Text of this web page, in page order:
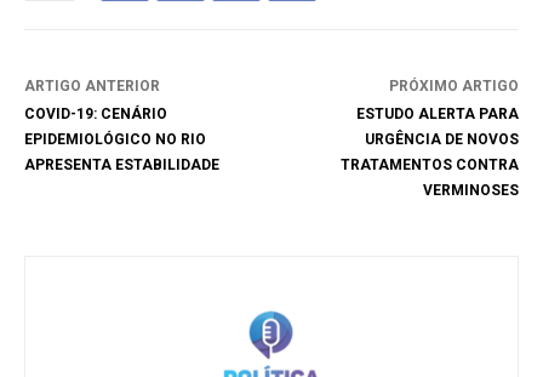
ARTIGO ANTERIOR
COVID-19: CENÁRIO
EPIDEMIOLÓGICO NO RIO
APRESENTA ESTABILIDADE
PRÓXIMO ARTIGO
ESTUDO ALERTA PARA
URGÊNCIA DE NOVOS
TRATAMENTOS CONTRA
VERMINOSES